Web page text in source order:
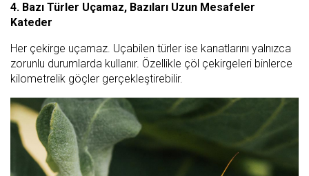
4. Bazı Türler Uçamaz, Bazıları Uzun Mesafeler
Kateder
Her çekirge uçamaz. Uçabilen türler ise kanatlarını yalnızca
zorunlu durumlarda kullanır. Özellikle çöl çekirgeleri binlerce
kilometrelik göçler gerçekleştirebilir.